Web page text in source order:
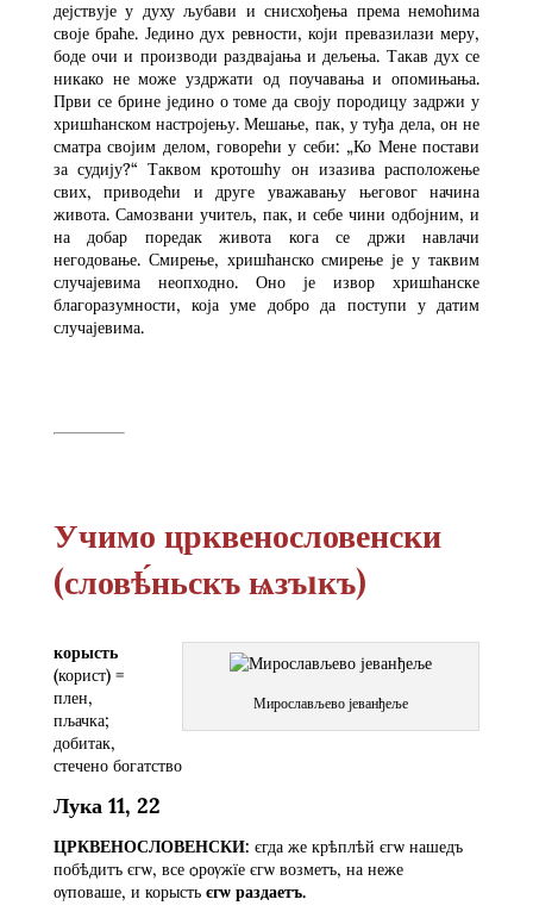
дејствује у духу љубави и снисхођења према немоћима
своје браће. Једино дух ревности, који превазилази меру,
боде очи и производи раздвајања и дељења. Такав дух се
никако не може уздржати од поучавања и опомињања.
Први се брине једино о томе да своју породицу задржи у
хришћанском настројењу. Мешање, пак, у туђа дела, он не
сматра својим делом, говорећи у себи: „Ко Мене постави
за судију?“ Таквом кротошћу он изазива расположење
свих, приводећи и друге уважавању његовог начина
живота. Самозвани учитељ, пак, и себе чини одбојним, и
на добар поредак живота кога се држи навлачи
негодовање. Смирење, хришћанско смирење је у таквим
случајевима неопходно. Оно је извор хришћанске
благоразумности, која уме добро да поступи у датим
случајевима.
Учимо црквенословенски
(словѣ́ньскъ ѩзъıкъ)
Мирослављево јеванђеље
корысть
(корист) =
плен,
пљачка;
добитак,
стечено богатство
Лука 11, 22
ЦРКВЕНОСЛОВЕНСКИ: єгда же крѣплѣй єгѡ нашедъ
побѣдитъ єгѡ, все ѻрѹжїе єгѡ возметъ, на неже
ѹповаше, и корыстьєгѡ раздаетъ.